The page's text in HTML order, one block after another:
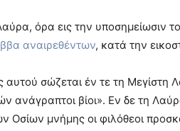
όρα εις την υποσημείωσιν
αναιρεθέντων, κατά την
αυτού σώζεται έν τε τη
ανάγραπτοι βίοι». Eν δε τη
Oσίων μνήμης οι φιλόθεοι